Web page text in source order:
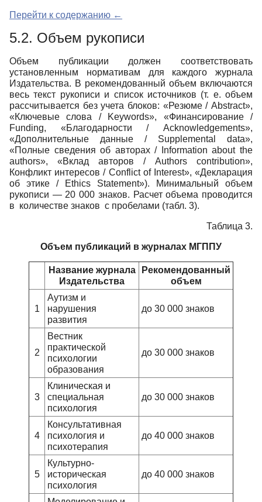
Перейти к содержанию ←
5.2. Объем рукописи
Объем публикации должен соответствовать
установленным нормативам для каждого журнала
Издательства. В рекомендованный объем включаются
весь текст рукописи и список источников (т. е. объем
рассчитывается без учета блоков: «Резюме / Abstract»,
«Ключевые слова / Keywords», «Финансирование /
Funding, «Благодарности / Acknowledgements»,
«Дополнительные данные / Supplemental data»,
«Полные сведения об авторах / Information about the
authors», «Вклад авторов / Authors contribution»,
Конфликт интересов / Conflict of Interest», «Декларация
об этике / Ethics Statement»). Минимальный объем
рукописи — 20 000 знаков. Расчет объема проводится
в количестве знаков с пробелами (табл. 3).
Таблица 3.
Объем публикаций в журналах МГППУ
Название журнала
Издательства
Рекомендованный
объем
1
Аутизм и
нарушения
развития
до 30 000 знаков
2
Вестник
практической
психологии
образования
до 30 000 знаков
3
Клиническая и
специальная
психология
до 30 000 знаков
4
Консультативная
психология и
психотерапия
до 40 000 знаков
5
Культурно-
историческая
психология
до 40 000 знаков